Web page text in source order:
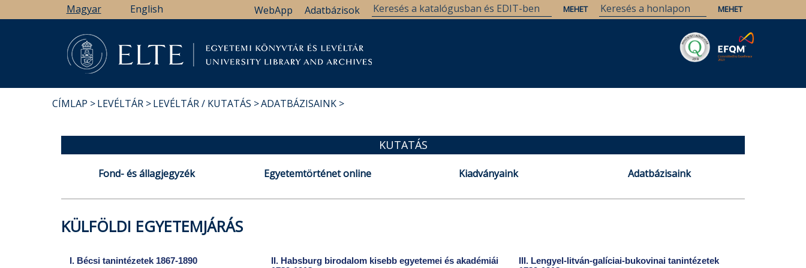
a
Magyar English Adatbázisok
WebApp
CÍMLAP LEVÉLTÁR LEVÉLTÁR / KUTATÁS ADATBÁZISAINK
KUTATÁS
Fond- és állagjegyzék Egyetemtörténet online Kiadványaink Adatbázisaink
KÜLFÖLDI EGYETEMJÁRÁS